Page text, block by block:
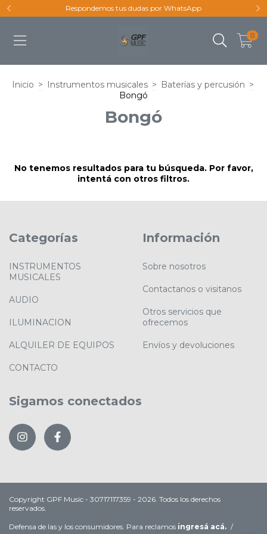
Respondemos tus dudas por WhatsApp
0
Inicio > Instrumentos musicales > Baterías y percusión >
Bongó
Bongó
No tenemos resultados para tu búsqueda. Por favor,
intentá con otros filtros.
Categorías
INSTRUMENTOS
MUSICALES
AUDIO
ILUMINACION
ALQUILER DE EQUIPOS
CONTACTO
Información
Sobre nosotros
Contactanos o visitanos
Otros servicios que
ofrecemos
Envíos y devoluciones
Sigamos conectados
Copyright GPF Music - 30717117359 - 2026. Todos los derechos
reservados.
Defensa de las y los consumidores. Para reclamos ingresá acá. /